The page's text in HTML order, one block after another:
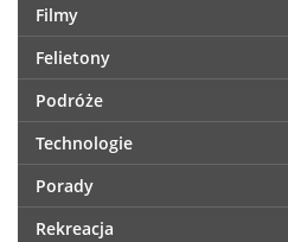
Filmy
Felietony
Podróże
Technologie
Porady
Rekreacja